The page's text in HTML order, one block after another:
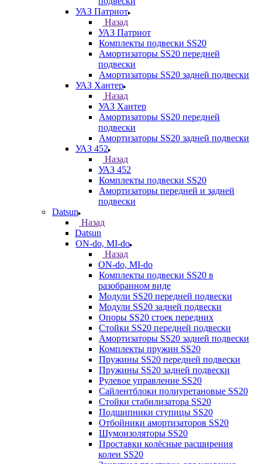
УАЗ Патриот
Назад
УАЗ Патриот
Комплекты подвески SS20
Амортизаторы SS20 передней
подвески
Амортизаторы SS20 задней подвески
УАЗ Хантер
Назад
УАЗ Хантер
Амортизаторы SS20 передней
подвески
Амортизаторы SS20 задней подвески
УАЗ 452
Назад
УАЗ 452
Комплекты подвески SS20
Амортизаторы передней и задней
подвески
Datsun
Назад
Datsun
ON-do, MI-do
Назад
ON-do, MI-do
Комплекты подвески SS20 в
разобранном виде
Модули SS20 передней подвески
Модули SS20 задней подвески
Опоры SS20 стоек передних
Стойки SS20 передней подвески
Амортизаторы SS20 задней подвески
Комплекты пружин SS20
Пружины SS20 передней подвески
Пружины SS20 задней подвески
Рулевое управление SS20
Сайлентблоки полиуретановые SS20
Стойки стабилизатора SS20
Подшипники ступицы SS20
Отбойники амортизаторов SS20
Шумоизоляторы SS20
Проставки колёсные расширения
колеи SS20